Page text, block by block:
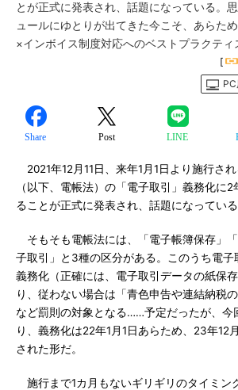
とが正式に発表され、話題になっている。
ュールにゆとりが出てきた今こそ、あらた
×インボイス制度対応へのベストプラクティ
[
Share Post LINE
2021年12月11日、来年1月1日より施行さ
（以下、電帳法）の「電子取引」義務化に
ることが正式に発表され、話題になっている
そもそも電帳法には、「電子帳簿保存」
子取引」と3種の区分がある。このうち電子
義務化（正確には、電子取引データの紙保
り、従わない場合は「青色申告や連結納税
など罰則の対象となる……予定だったが、今
り、義務化は22年1月1日あらため、23年12
された形だ。
施行まで1カ月もないギリギリのタイミン